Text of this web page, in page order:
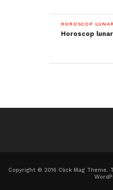
HOROSCOP
Horoscop
Copyright © 2016 Click Mag Theme.